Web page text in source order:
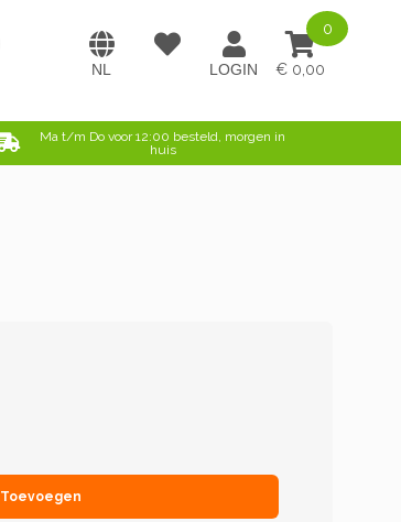
0,00
0
Ma t/m Do voor 12:00 besteld, morgen in
huis
Toevoegen